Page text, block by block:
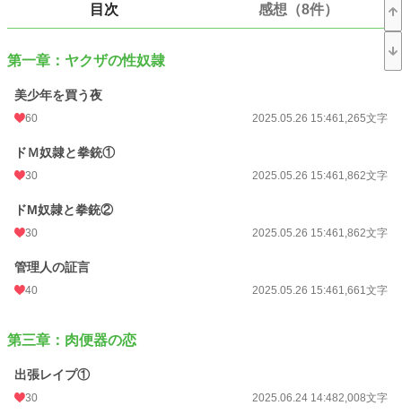
BL 4,302 位 / 31,391 件
お気に入り 163
24h.ポイント 42 pt
文字数
更新日時 2024.08.27 00:00
初回完結日時 2024.08.27 15:08
累計ポイント 274,291 pt (16,202 位)
目次 感想（8件）
第一章：ヤクザの性奴隷
美少年を買う夜
60 2025.05.26 15:461,265文字
ドＭ奴隷と拳銃①
30 2025.05.26 15:461,862文字
ドM奴隷と拳銃②
30 2025.05.26 15:461,862文字
管理人の証言
40 2025.05.26 15:461,661文字
第三章：肉便器の恋
出張レイプ①
30 2025.06.24 14:482,008文字